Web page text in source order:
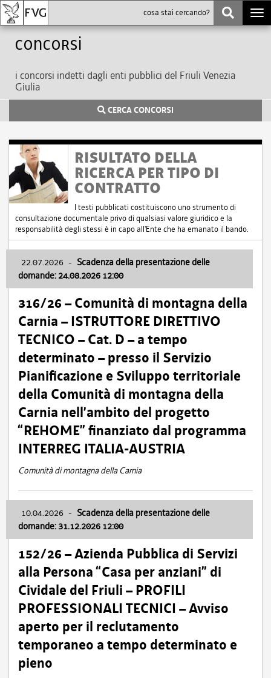
Concorsi
i concorsi indetti dagli enti pubblici del Friuli Venezia
Giulia
CERCA CONCORSI
RISULTATO DELLA
RICERCA PER TIPO DI
CONTRATTO
I testi pubblicati costituiscono uno strumento di
consultazione documentale privo di qualsiasi valore giuridico e la
responsabilità degli stessi è in capo all'Ente che ha emanato il bando.
22.07.2026 - Scadenza della presentazione delle
domande: 24.08.2026 12:00
316/26 – Comunità di montagna della
Carnia – ISTRUTTORE DIRETTIVO
TECNICO – Cat. D – a tempo
determinato – presso il Servizio
Pianificazione e Sviluppo territoriale
della Comunità di montagna della
Carnia nell’ambito del progetto
“REHOME” finanziato dal programma
INTERREG ITALIA-AUSTRIA
Comunità di montagna della Carnia
10.04.2026 - Scadenza della presentazione delle
domande: 31.12.2026 12:00
152/26 – Azienda Pubblica di Servizi
alla Persona “Casa per anziani” di
Cividale del Friuli – PROFILI
PROFESSIONALI TECNICI – Avviso
aperto per il reclutamento
temporaneo a tempo determinato e
pieno